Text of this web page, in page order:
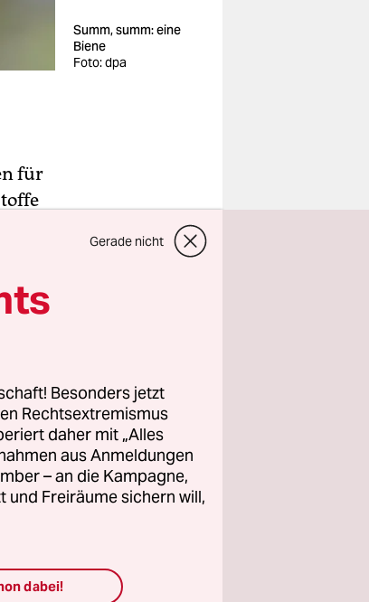
Summ, summ: eine
Biene
Foto: dpa
für
Gerade nicht
Besonders jetzt
Rechtsextremismus
daher mit „Alles
aus Anmeldungen
– an die Kampagne,
und Freiräume sichern will,
dabei!